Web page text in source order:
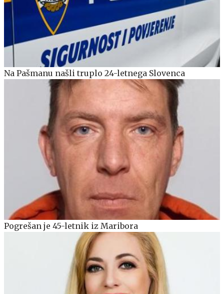
Na Pašmanu našli truplo 24-letnega Slovenca
Pogrešan je 45-letnik iz Maribora